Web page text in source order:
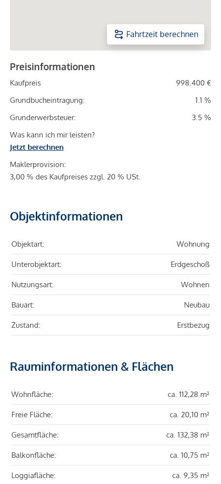
Fahrtzeit berechnen
Preisinformationen
Kaufpreis
998.400 €
Grundbucheintragung:
1.1 %
Grunderwerbsteuer:
3.5 %
Was kann ich mir leisten?
Jetzt berechnen
Maklerprovision:
3,00 % des Kaufpreises zzgl. 20 % USt.
Objektinformationen
Objektart: Wohnung
Unterobjektart: Erdgeschoß
Nutzungsart: Wohnen
Bauart: Neubau
Zustand: Erstbezug
Rauminformationen & Flächen
Wohnfläche: ca. 112,28 m²
Freie Fläche: ca. 20,10 m²
Gesamtfläche: ca. 132,38 m²
Balkonfläche: ca. 10,75 m²
Loggiafläche: ca. 9,35 m²